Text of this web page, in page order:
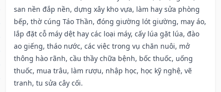
san nền đắp nền, dựng xây kho vựa, làm hay sửa phòng
bếp, thờ cúng Táo Thần, đóng giường lót giường, may áo,
lắp đặt cỗ máy dệt hay các loại máy, cấy lúa gặt lúa, đào
ao giếng, tháo nước, các việc trong vụ chăn nuôi, mở
thông hào rãnh, cầu thầy chữa bệnh, bốc thuốc, uống
thuốc, mua trâu, làm rượu, nhập học, học kỹ nghệ, vẽ
tranh, tu sửa cây cối.